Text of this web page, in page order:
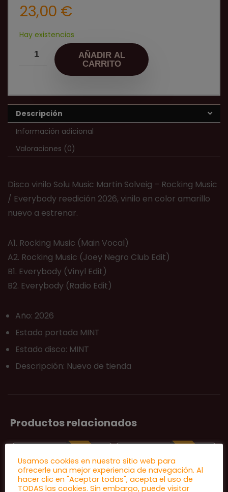
23,00 €
Hay existencias
AÑADIR AL
CARRITO
Descripción
Información adicional
Valoraciones (0)
Disco vinilo Solu Music Martin Solveig – Rocking Music
/ Everybody reedición 2026, vinilo en color amarillo
nuevo a estrenar.
A1. Rocking Music (Main Vocal)
A2. Rocking Music (Joey Negro Club Edit)
B1. Everybody (Vinyl Edit)
B2. Everybody (Radio Edit)
Año: 2026
Estado portada MINT
Estado disco: MINT
Descripción: Nuevo de tienda
Productos relacionados
REEDICIÓN
Usamos cookies en nuestro sitio web para
ofrecerle una mejor experiencia de navegación. Al
hacer clic en "Aceptar todas", acepta el uso de
TODAS las cookies. Sin embargo, puede visitar